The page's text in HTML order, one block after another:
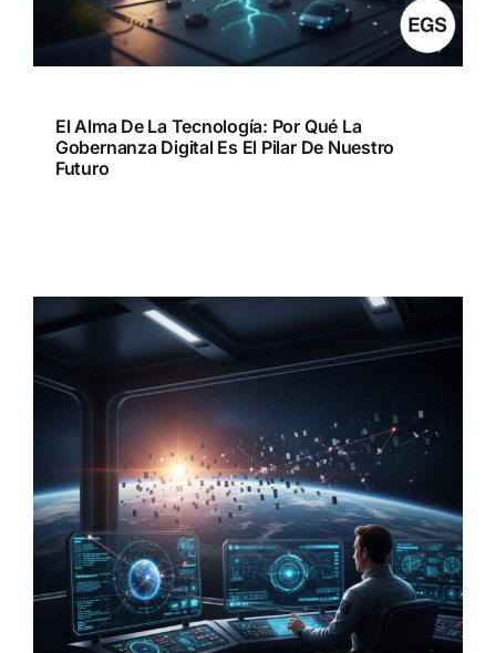
El Alma De La Tecnología: Por Qué La
Gobernanza Digital Es El Pilar De Nuestro
Futuro